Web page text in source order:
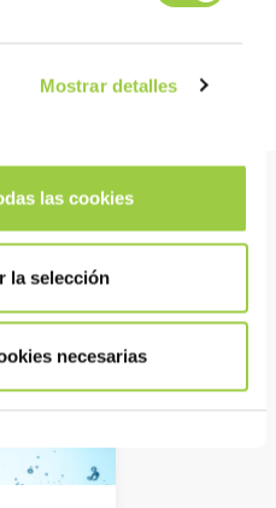
Mostrar detalles
las cookies
la selección
necesarias